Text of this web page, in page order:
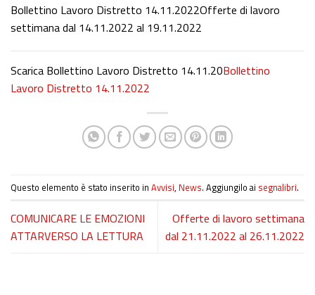
Bollettino Lavoro Distretto 14.11.2022Offerte di lavoro
settimana dal 14.11.2022 al 19.11.2022
Scarica Bollettino Lavoro Distretto 14.11.20Bollettino
Lavoro Distretto 14.11.2022
Questo elemento è stato inserito in Avvisi, News. Aggiungilo ai segnalibri.
COMUNICARE LE EMOZIONI
ATTARVERSO LA LETTURA
Offerte di lavoro settimana
dal 21.11.2022 al 26.11.2022